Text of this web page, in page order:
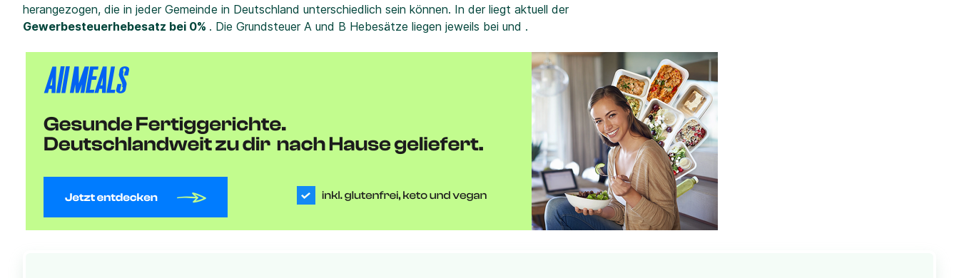
herangezogen, die in jeder Gemeinde in Deutschland unterschiedlich sein können. In der liegt aktuell der
Gewerbesteuerhebesatz bei 0% . Die Grundsteuer A und B Hebesätze liegen jeweils bei und .